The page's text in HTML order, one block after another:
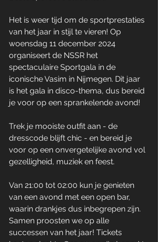
Het is weer tijd om de sportprestaties
van het jaar in stijl te vieren! Op
woensdag 11 december 2024
organiseert de NSSR het
spectaculaire Sportgala in de
iconische Vasim in Nijmegen. Dit jaar
is het gala in disco-thema, dus bereid
je voor op een sprankelende avond!
Trek je mooiste outfit aan - de
dresscode blijft chic - en bereid je
voor op een onvergetelijke avond vol
gezelligheid, muziek en feest.
Van 21:00 tot 02:00 kun je genieten
van een avond met een open bar,
waarin drankjes dus inbegrepen zijn.
Samen proosten we op alle
successen van het jaar! Tickets